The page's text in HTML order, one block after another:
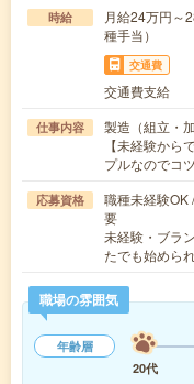
時給
月給24万円～
種手当）
交通費
交通費支給
仕事内容
製造（組立・加
【未経験から
プルなのでコ
応募資格
職種未経験OK
要
未経験・ブラ
たでも始めら
職場の雰囲気
年齢層
20代